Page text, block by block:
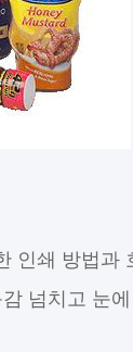
인쇄 방법과
넘치고 눈